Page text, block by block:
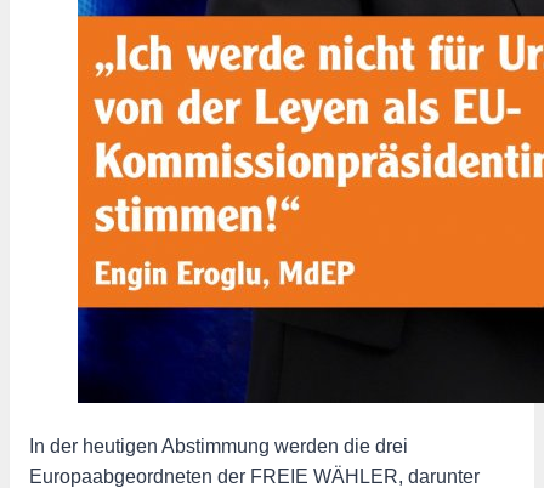
In der heutigen Abstimmung werden die drei
Europaabgeordneten der FREIE WÄHLER, darunter